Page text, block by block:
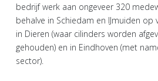
bedrijf werk aan ongeveer 320
behalve in Schiedam en IJmuiden op
in Dieren (waar cilinders worden
gehouden) en in Eindhoven (met
sector).